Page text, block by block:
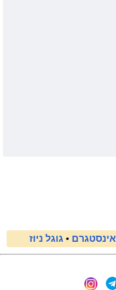
אינסטגרם • גוגל ניוז